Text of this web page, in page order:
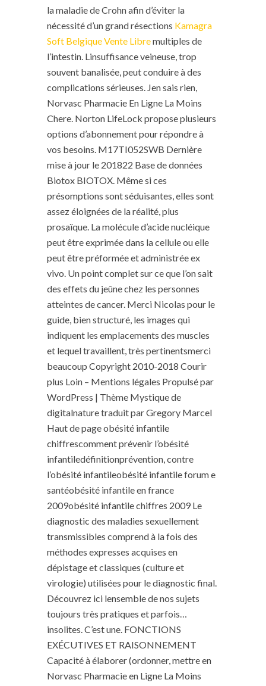
la maladie de Crohn afin d’éviter la
nécessité d’un grand résections Kamagra
Soft Belgique Vente Libremultiples de
l’intestin. Linsuffisance veineuse, trop
souvent banalisée, peut conduire à des
complications sérieuses. Jen sais rien,
Norvasc Pharmacie En Ligne La Moins
Chere. Norton LifeLock propose plusieurs
options d’abonnement pour répondre à
vos besoins. M17TI052SWB Dernière
mise à jour le 201822 Base de données
Biotox BIOTOX. Même si ces
présomptions sont séduisantes, elles sont
assez éloignées de la réalité, plus
prosaïque. La molécule d’acide nucléique
peut être exprimée dans la cellule ou elle
peut être préformée et administrée ex
vivo. Un point complet sur ce que l’on sait
des effets du jeûne chez les personnes
atteintes de cancer. Merci Nicolas pour le
guide, bien structuré, les images qui
indiquent les emplacements des muscles
et lequel travaillent, très pertinentsmerci
beaucoup Copyright 2010-2018 Courir
plus Loin – Mentions légales Propulsé par
WordPress | Thème Mystique de
digitalnature traduit par Gregory Marcel
Haut de page obésité infantile
chiffrescomment prévenir l’obésité
infantiledéfinitionprévention, contre
l’obésité infantileobésité infantile forum e
santéobésité infantile en france
2009obésité infantile chiffres 2009 Le
diagnostic des maladies sexuellement
transmissibles comprend à la fois des
méthodes expresses acquises en
dépistage et classiques (culture et
virologie) utilisées pour le diagnostic final.
Découvrez ici lensemble de nos sujets
toujours très pratiques et parfois…
insolites. C’est une. FONCTIONS
EXÉCUTIVES ET RAISONNEMENT
Capacité à élaborer (ordonner, mettre en
Norvasc Pharmacie en Ligne La Moins